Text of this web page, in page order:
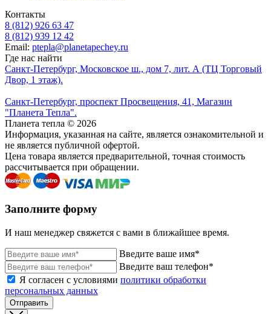
Контакты
8 (812) 926 63 47
8 (812) 939 12 42
Email: ptepla@planetapechey.ru
Где нас найти
Санкт-Петербург, Московское ш., дом 7, лит. А (ТЦ Торговый
Двор, 1 этаж).
Санкт-Петербург, проспект Просвещения, 41, Магазин
"Планета Тепла".
Планета тепла © 2026
Информация, указанная на сайте, является ознакомительной и
не является публичной офертой.
Цена товара является предварительной, точная стоимость
рассчитывается при обращении.
Заполните форму
И наш менеджер свяжется с вами в ближайшее время.
Введите ваше имя*
Введите ваш телефон*
Я согласен с условиями политики обработки
персональных данных
Отправить